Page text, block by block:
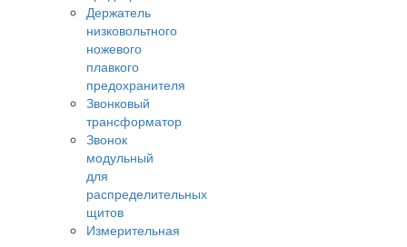
Держатель
низковольтного
ножевого
плавкого
предохранителя
Звонковый
трансформатор
Звонок
модульный
для
распределительных
щитов
Измерительная